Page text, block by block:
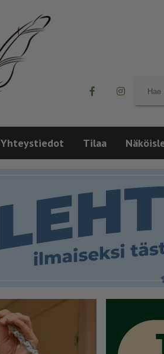
Yhteystiedot Tilaa